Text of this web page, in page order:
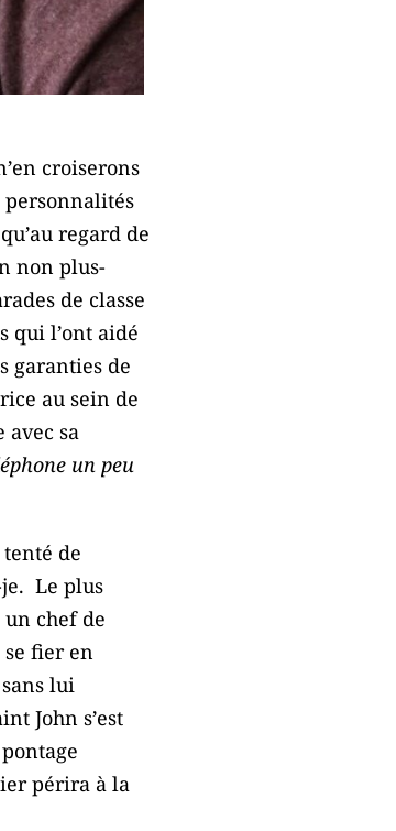
croiserons
regard de
non plus-
de classe
qui l’ont aidé
garanties de
au sein de
avec sa
un peu
de
je. Le plus
un chef de
fier en
lui
John s’est
périra à la